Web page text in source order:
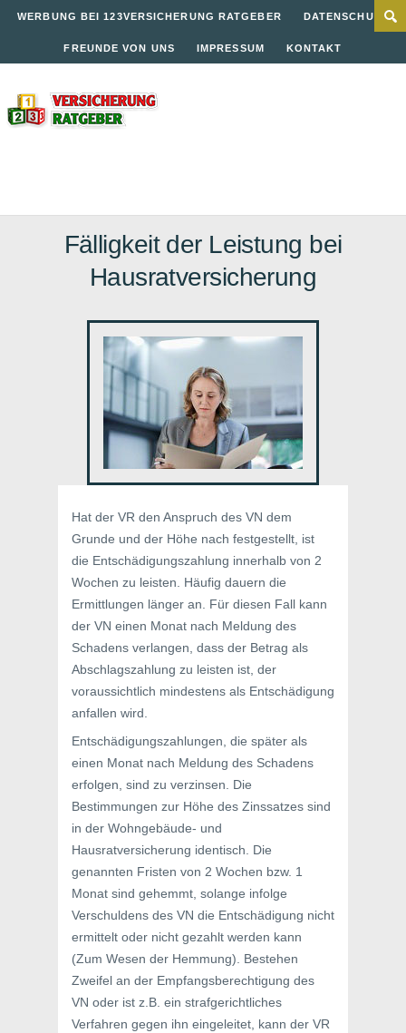
WERBUNG BEI 123VERSICHERUNG RATGEBER DATENSCHUTZ
FREUNDE VON UNS IMPRESSUM KONTAKT
Fälligkeit der Leistung bei
Hausratversicherung
Hat der VR den Anspruch des VN dem
Grunde und der Höhe nach festgestellt, ist
die Entschädigungszahlung innerhalb von 2
Wochen zu leisten. Häufig dauern die
Ermittlungen länger an. Für diesen Fall kann
der VN einen Monat nach Meldung des
Schadens verlangen, dass der Betrag als
Abschlagszahlung zu leisten ist, der
voraussichtlich mindestens als Entschädigung
anfallen wird.
Entschädigungszahlungen, die später als
einen Monat nach Meldung des Schadens
erfolgen, sind zu verzinsen. Die
Bestimmungen zur Höhe des Zinssatzes sind
in der Wohngebäude- und
Hausratversicherung identisch. Die
genannten Fristen von 2 Wochen bzw. 1
Monat sind gehemmt, solange infolge
Verschuldens des VN die Entschädigung nicht
ermittelt oder nicht gezahlt werden kann
(Zum Wesen der Hemmung). Bestehen
Zweifel an der Empfangsberechtigung des
VN oder ist z.B. ein strafgerichtliches
Verfahren gegen ihn eingeleitet, kann der VR